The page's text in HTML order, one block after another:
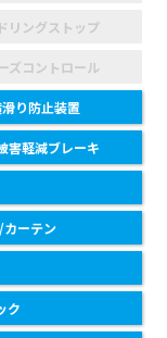
リングストップ
ズコントロール
り防止装置
害軽減ブレーキ
ーテン
ク